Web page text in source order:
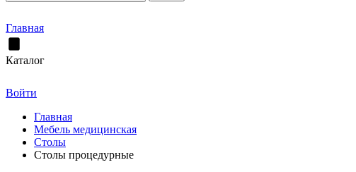
Главная
Каталог
Войти
Главная
Мебель медицинская
Столы
Столы процедурные